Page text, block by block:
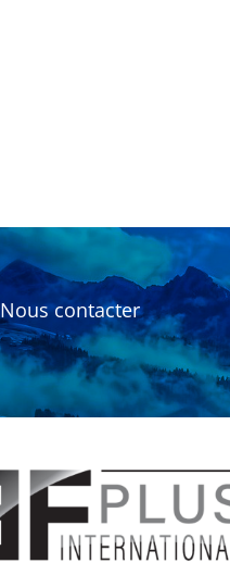
Nous contacter